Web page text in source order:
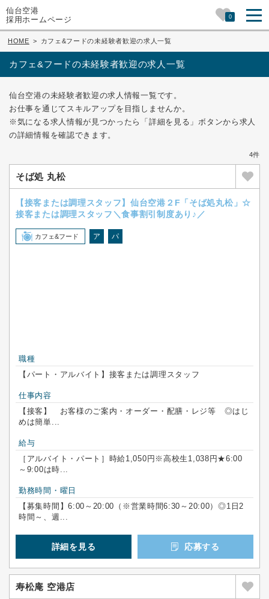
仙台空港
採用ホームページ
0
HOME > カフェ&フードの未経験者歓迎の求人一覧
カフェ&フードの未経験者歓迎の求人一覧
仙台空港の未経験者歓迎の求人情報一覧です。
お仕事を通じてスキルアップを目指しませんか。
※気になる求人情報が見つかったら「詳細を見る」ボタンから求人
の詳細情報を確認できます。
4件
そば処 丸松
【接客または調理スタッフ】仙台空港２F「そば処丸松」☆
接客または調理スタッフ＼食事割引制度あり♪／
カフェ&フード ア パ
職種
【パート・アルバイト】接客または調理スタッフ
仕事内容
【接客】 お客様のご案内・オーダー・配膳・レジ等 ◎はじ
めは簡単...
給与
［アルバイト・パート］時給1,050円※高校生1,038円★6:00
～9:00は時...
勤務時間・曜日
【募集時間】6:00～20:00（※営業時間6:30～20:00）◎1日2
時間～、週...
詳細を見る 応募する
寿松庵 空港店